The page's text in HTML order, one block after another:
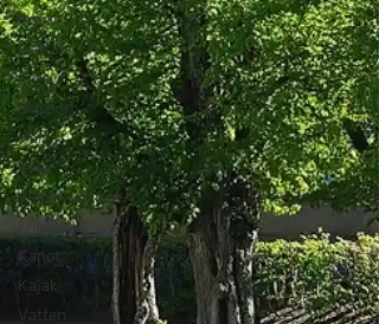
Natur
Hästar
Dresyr
Ridsport
Helg
Yoga
Välbefinnande
Friluftsliv
Kanot
Kajak
Vatten